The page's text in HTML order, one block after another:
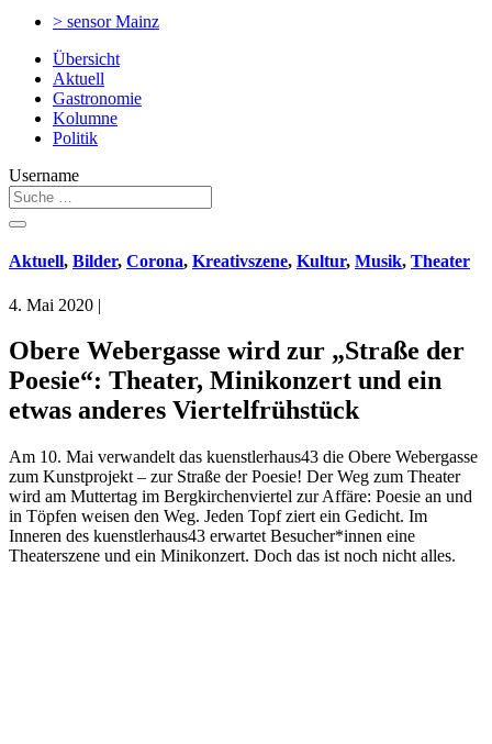
> sensorMainz
Übersicht
Aktuell
Gastronomie
Kolumne
Politik
Username
Aktuell, Bilder, Corona, Kreativszene, Kultur, Musik, Theater
4. Mai 2020 |
Obere Webergasse wird zur „Straße der
Poesie“: Theater, Minikonzert und ein
etwas anderes Viertelfrühstück
Am 10. Mai verwandelt das kuenstlerhaus43 die Obere Webergasse
zum Kunstprojekt – zur Straße der Poesie! Der Weg zum Theater
wird am Muttertag im Bergkirchenviertel zur Affäre: Poesie an und
in Töpfen weisen den Weg. Jeden Topf ziert ein Gedicht. Im
Inneren des kuenstlerhaus43 erwartet Besucher*innen eine
Theaterszene und ein Minikonzert. Doch das ist noch nicht alles.